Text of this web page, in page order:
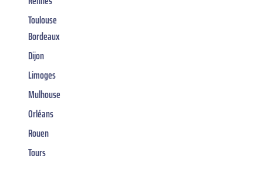
Toulouse
Bordeaux
Dijon
Limoges
Mulhouse
Orléans
Rouen
Tours